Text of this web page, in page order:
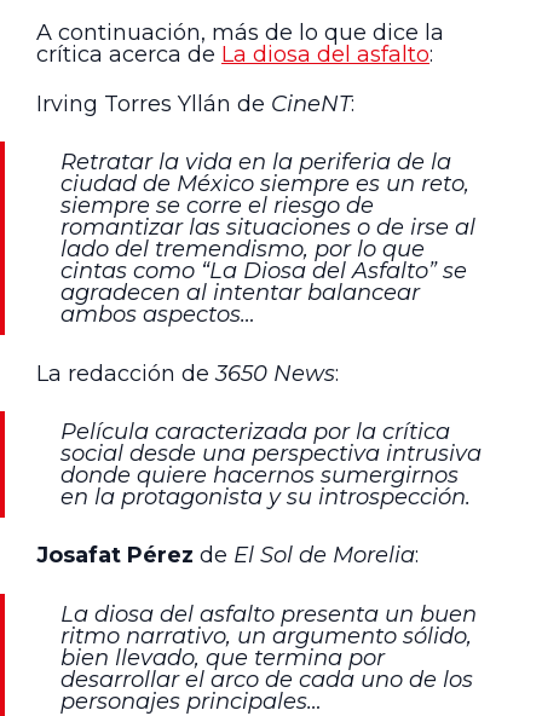
A continuación, más de lo que dice la
crítica acerca de La diosa del asfalto:
Irving Torres Yllán de CineNT:
Retratar la vida en la periferia de la
ciudad de México siempre es un reto,
siempre se corre el riesgo de
romantizar las situaciones o de irse al
lado del tremendismo, por lo que
cintas como “La Diosa del Asfalto” se
agradecen al intentar balancear
ambos aspectos…
La redacción de3650 News:
Película caracterizada por la crítica
social desde una perspectiva intrusiva
donde quiere hacernos sumergirnos
en la protagonista y su introspección.
Josafat Pérez de El Sol de Morelia:
La diosa del asfalto presenta un buen
ritmo narrativo, un argumento sólido,
bien llevado, que termina por
desarrollar el arco de cada uno de los
personajes principales…